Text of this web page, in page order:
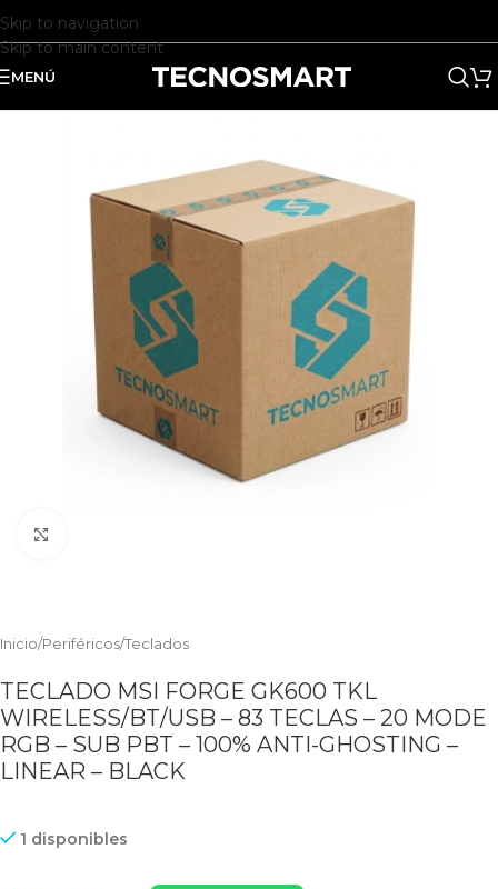
Skip to navigation
Skip to main content
MENÚ
Inicio/Periféricos/Teclados
TECLADO MSI FORGE GK600 TKL
WIRELESS/BT/USB – 83 TECLAS – 20 MODE
RGB – SUB PBT – 100% ANTI-GHOSTING –
LINEAR – BLACK
1 disponibles